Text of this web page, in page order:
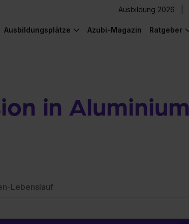
Ausbildung 2026
Ausbildungsplätze Azubi-Magazin Ratgeber
in Aluminium
Lebenslauf